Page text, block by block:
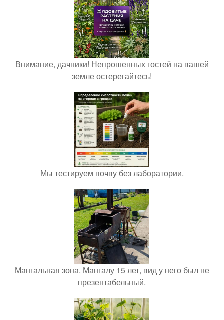
Внимание, дачники! Непрошенных гостей на вашей
земле остерегайтесь!
Мы тестируем почву без лаборатории.
Мангальная зона. Мангалу 15 лет, вид у него был не
презентабельный.